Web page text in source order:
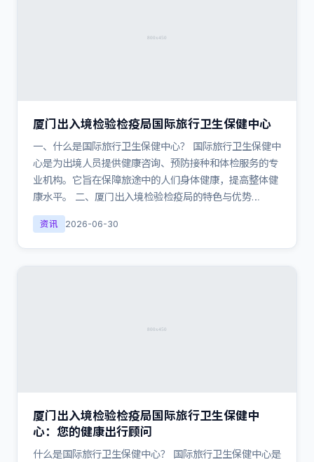
厦门出入境检验检疫局国际旅行卫生保健中心
一、什么是国际旅行卫生保健中心？ 国际旅行卫生保健中
心是为出境人员提供健康咨询、预防接种和体检服务的专
业机构。它旨在保障旅途中的人们身体健康，提高整体健
康水平。 二、厦门出入境检验检疫局的特色与优势…
资讯 2026-06-30
厦门出入境检验检疫局国际旅行卫生保健中
心：您的健康出行顾问
什么是国际旅行卫生保健中心？ 国际旅行卫生保健中心是